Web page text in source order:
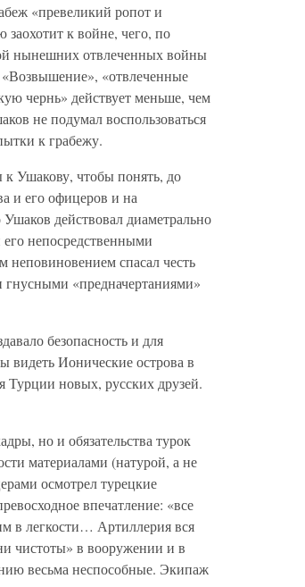
«превеликий ропот и
к войне, чего, по
нынешних отвлеченных войны
«отвлеченные
чернь» действует меньше, чем
не подумал воспользоваться
к грабежу.
Ушакову, чтобы понять, до
и его офицеров и на
действовал диаметрально
непосредственными
спасал честь
«предначертаниями»
безопасность и для
Ионические острова в
Турции новых, русских друзей.
но и обязательства турок
материалами (натурой, а не
осмотрел турецкие
впечатление: «все
в легкости… Артиллерия вся
чистоты» в вооружении и в
весьма неспособные. Экипаж